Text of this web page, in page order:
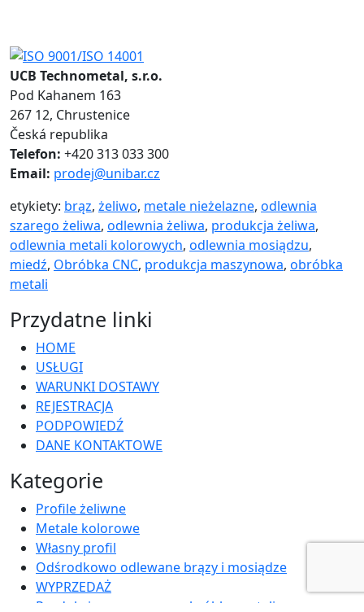
UCB Technometal, s.r.o.
Pod Kahanem 163
267 12, Chrustenice
Česká republika
Telefon: +420 313 033 300
Email: prodej@unibar.cz
etykiety: brąz, żeliwo, metale nieżelazne, odlewnia
szarego żeliwa, odlewnia żeliwa, produkcja żeliwa,
odlewnia metali kolorowych, odlewnia mosiądzu,
miedź, Obróbka CNC, produkcja maszynowa, obróbka
metali
Przydatne linki
HOME
USŁUGI
WARUNKI DOSTAWY
REJESTRACJA
PODPOWIEDŹ
DANE KONTAKTOWE
Kategorie
Profile żeliwne
Metale kolorowe
Własny profil
Odśrodkowo odlewane brązy i mosiądze
WYPRZEDAŻ
Produkcja maszynowa, obróbka metali